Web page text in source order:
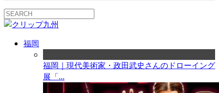
福岡
福岡｜現代美術家・政田武史さんのドローイング
展「...